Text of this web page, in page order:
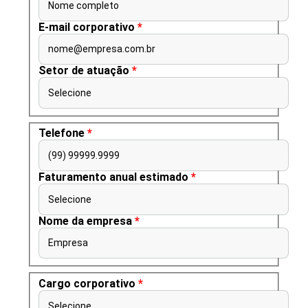
Nome completo
E-mail corporativo *
nome@empresa.com.br
Setor de atuação *
Selecione
Telefone *
(99) 99999.9999
Faturamento anual estimado *
Selecione
Nome da empresa *
Empresa
Cargo corporativo *
Selecione